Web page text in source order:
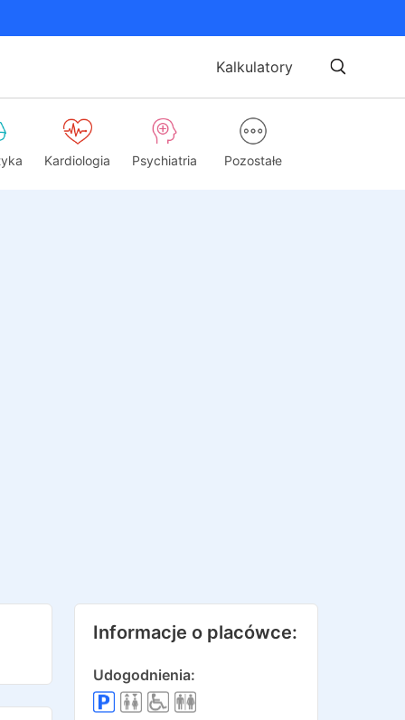
Kalkulatory
Kardiologia Psychiatria Pozostałe
Informacje o placówce:
Udogodnienia: